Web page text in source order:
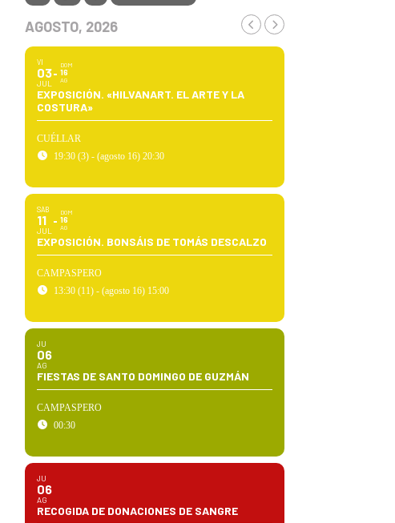
AGOSTO, 2026
VI
03
JUL
DOM
16
AG
EXPOSICIÓN. «HILVANART. EL ARTE Y LA
COSTURA»
CUÉLLAR
19:30 (3) - (agosto 16) 20:30
SÁB
11
JUL
DOM
16
AG
EXPOSICIÓN. BONSÁIS DE TOMÁS DESCALZO
CAMPASPERO
13:30 (11) - (agosto 16) 15:00
JU
06
AG
FIESTAS DE SANTO DOMINGO DE GUZMÁN
CAMPASPERO
00:30
JU
06
AG
RECOGIDA DE DONACIONES DE SANGRE